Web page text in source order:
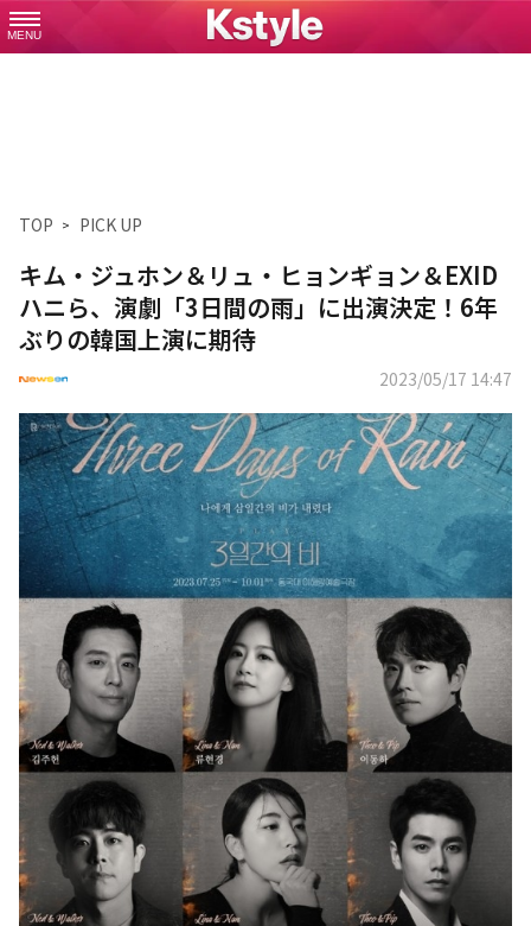
MENU
TOP PICK UP
キム・ジュホン＆リュ・ヒョンギョン＆EXID
ハニら、演劇「3日間の雨」に出演決定！6年
ぶりの韓国上演に期待
2023/05/17 14:47